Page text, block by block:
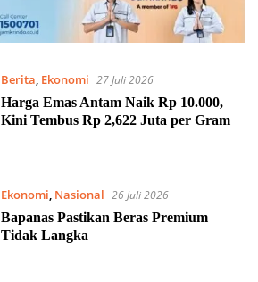
Berita, Ekonomi 27 Juli 2026
Harga Emas Antam Naik Rp 10.000,
Kini Tembus Rp 2,622 Juta per Gram
Ekonomi, Nasional 26 Juli 2026
Bapanas Pastikan Beras Premium
Tidak Langka